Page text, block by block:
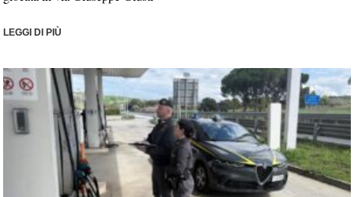
LEGGI DI PIÙ